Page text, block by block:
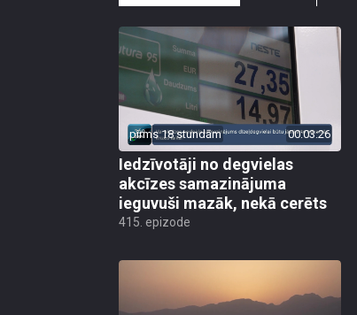
pirms 18 stundām 00:03:26
Iedzīvotāji no degvielas
akcīzes samazinājuma
ieguvuši mazāk, nekā cerēts
415. epizode